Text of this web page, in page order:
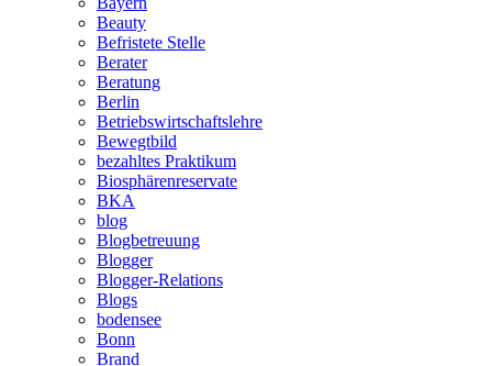
Beauty
Befristete Stelle
Berater
Beratung
Berlin
Betriebswirtschaftslehre
Bewegtbild
bezahltes Praktikum
Biosphärenreservate
BKA
blog
Blogbetreuung
Blogger
Blogger-Relations
Blogs
bodensee
Bonn
Brand